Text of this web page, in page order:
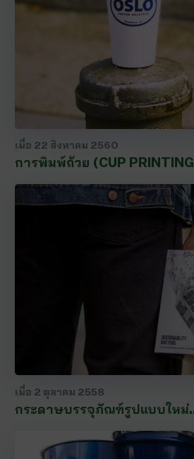
เมื่อ 22 สิงหาคม 2560
การพิมพ์ถ้วย (CUP
เมื่อ 2 ตุลาคม 2558
กระดาษบรรจุภัณฑ์รูปแบบใหม่